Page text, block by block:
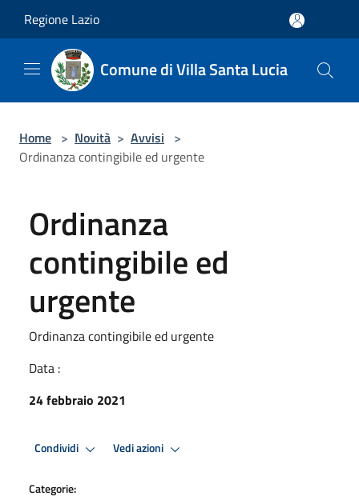
Regione Lazio
Comune di Villa Santa Lucia
Home > Novità > Avvisi >
Ordinanza contingibile ed urgente
Ordinanza
contingibile ed
urgente
Ordinanza contingibile ed urgente
Data :
24 febbraio 2021
Condividi Vedi azioni
Categorie: